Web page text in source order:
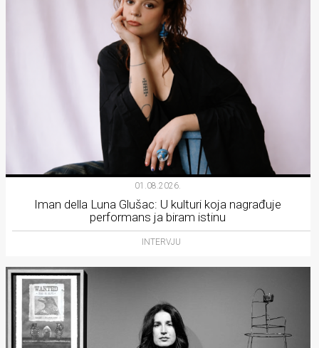
01.08.2026.
Iman della Luna Glušac: U kulturi koja nagrađuje
performans ja biram istinu
INTERVJU